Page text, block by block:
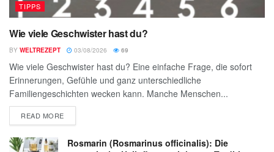
TIPPS
Wie viele Geschwister hast du?
BY WELTREZEPT 03/08/2026 69
Wie viele Geschwister hast du? Eine einfache Frage, die sofort
Erinnerungen, Gefühle und ganz unterschiedliche
Familiengeschichten wecken kann. Manche Menschen...
READ MORE
Rosmarin (Rosmarinus officinalis): Die